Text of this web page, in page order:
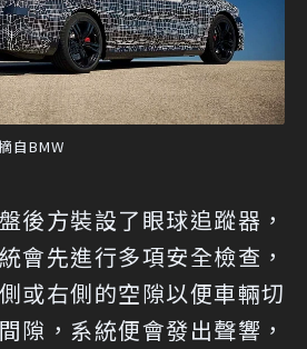
自BMW
後方裝設了眼球追蹤器，
會先進行多項安全檢查，
或右側的空隙以便車輛切
隙，系統便會發出聲響，